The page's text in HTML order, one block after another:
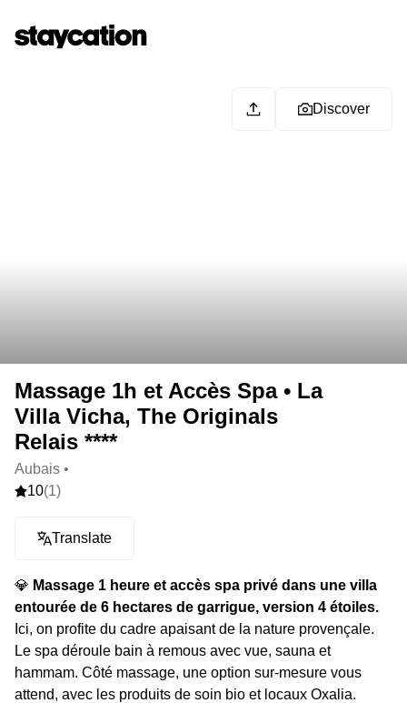
Discover
Massage 1h et Accès Spa • La
Villa Vicha, The Originals
Relais ****
Aubais •
10(1)
Translate
💎 Massage 1 heure et accès spa privé dans une villa
entourée de 6 hectares de garrigue, version 4 étoiles.
Ici, on profite du cadre apaisant de la nature provençale.
Le spa déroule bain à remous avec vue, sauna et
hammam. Côté massage, une option sur-mesure vous
attend, avec les produits de soin bio et locaux Oxalia.